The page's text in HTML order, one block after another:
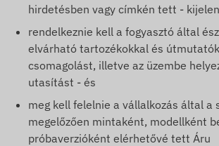
hirdetésben vagy címkén tett -
rendelkeznie kell a fogyasztó által
elvárható tartozékokkal és
csomagolást, illetve az üzembe
utasítást - és
meg kell felelnie a vállalkozás által a
megelőzően mintaként, modellként
próbaverzióként elérhetővé tett Áru